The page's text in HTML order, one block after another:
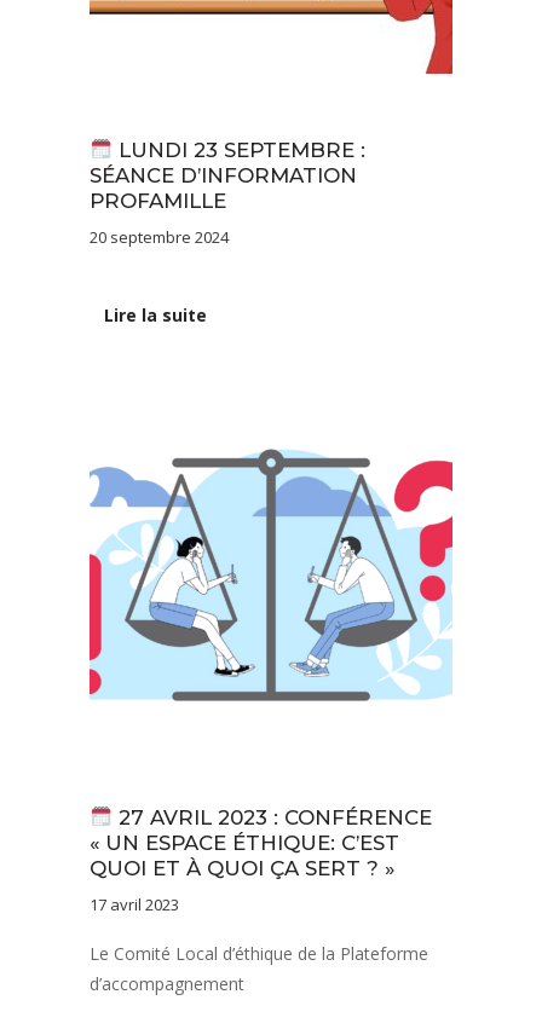
LUNDI 23 SEPTEMBRE :
SÉANCE D’INFORMATION
PROFAMILLE
20 septembre 2024
Lire la suite
27 AVRIL 2023 : CONFÉRENCE
« UN ESPACE ÉTHIQUE: C’EST
QUOI ET À QUOI ÇA SERT ? »
17 avril 2023
Le Comité Local d’éthique de la Plateforme
d’accompagnement